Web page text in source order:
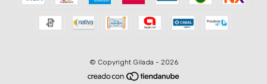
© Copyright Gilada - 2026